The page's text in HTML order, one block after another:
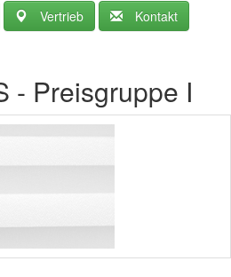
Vertrieb Kontakt
- Preisgruppe I